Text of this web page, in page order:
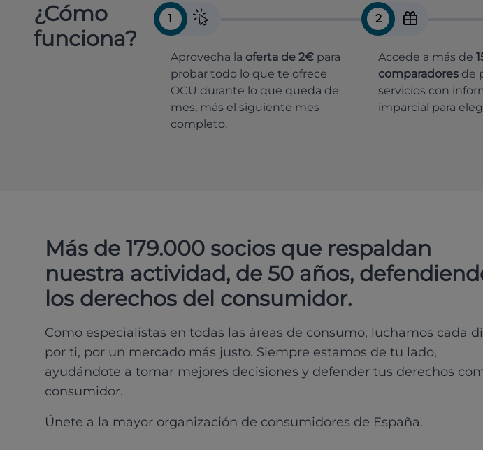
¿Cómo
funciona?
1
Aprovecha la oferta de 2€ para
probar todo lo que te ofrece
OCU durante lo que queda de
mes, más el siguiente mes
completo.
2
Accede a más de
comparadoresde
servicios con
imparcial para
Más de 179.000 socios que respaldan
nuestra actividad, de 50 años,
los derechos del consumidor.
Como especialistas en todas las áreas de consumo, luchamos cada
por ti, por un mercado más justo. Siempre estamos de tu lado,
ayudándote a tomar mejores decisiones y defender tus derechos
consumidor.
Únete a la mayor organización de consumidores de España.